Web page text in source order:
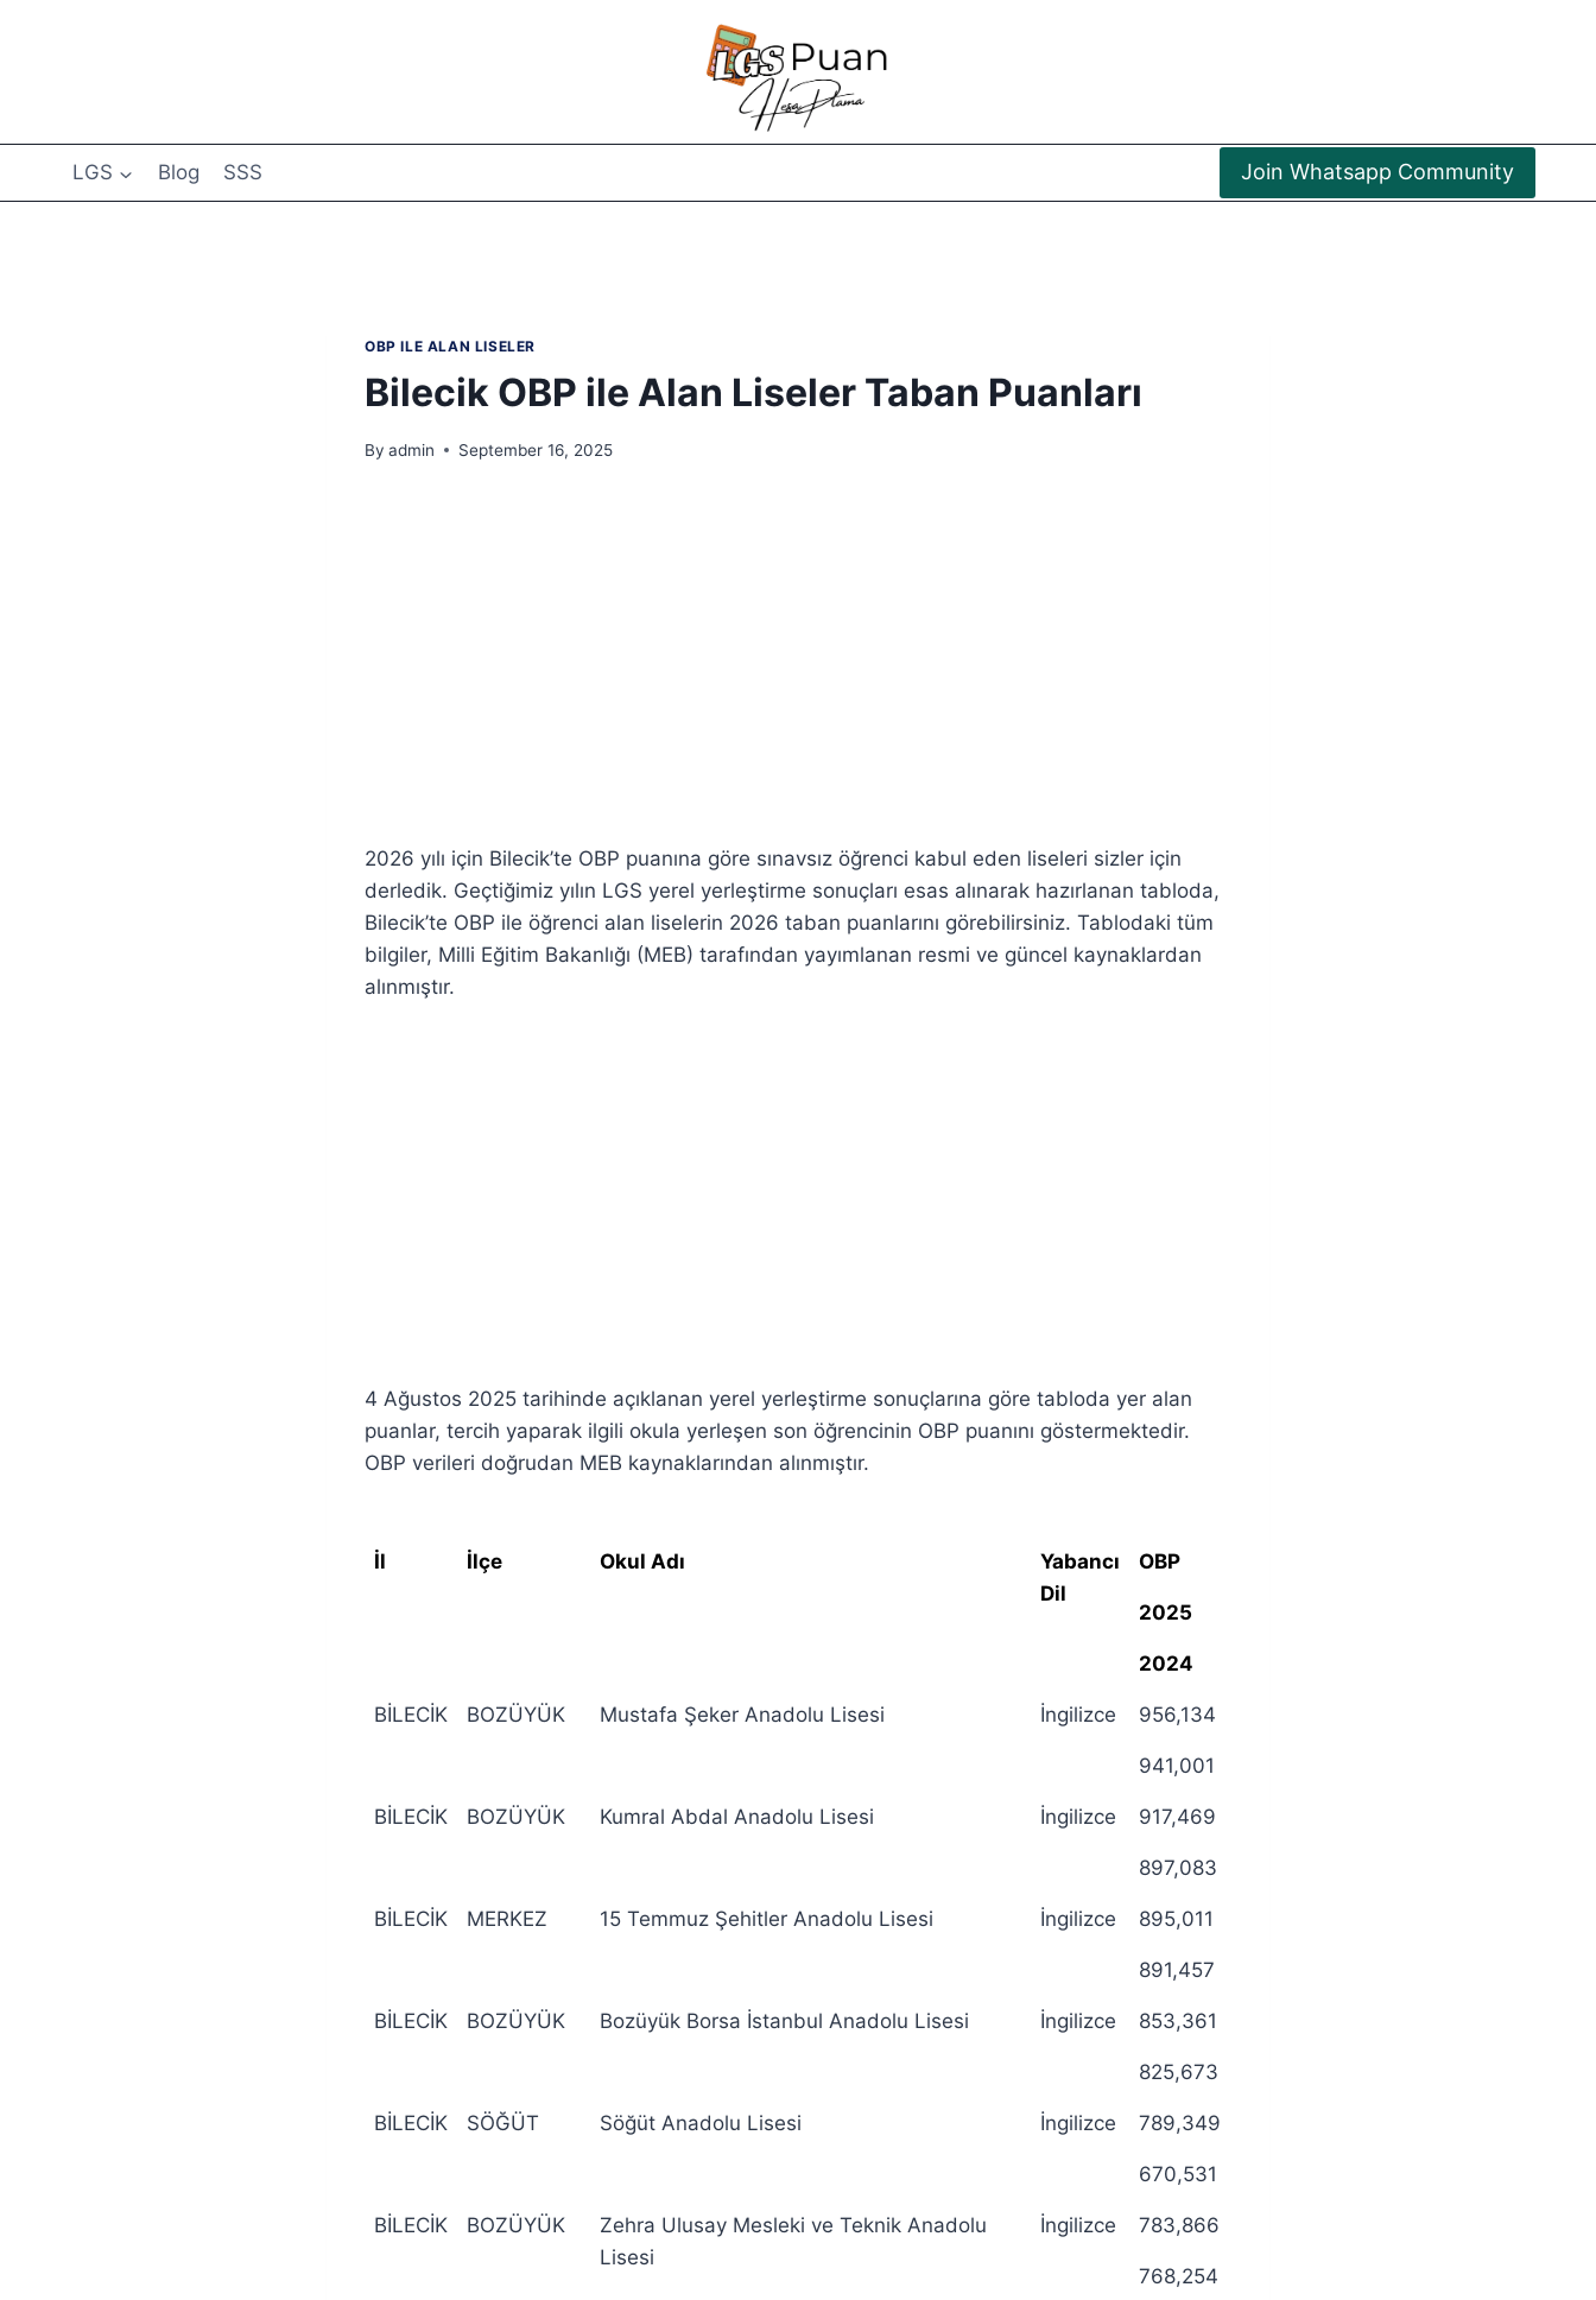
LGS Blog SSS Join Whatsapp Community
OBP ILE ALAN LISELER
Bilecik OBP ile Alan Liseler Taban Puanları
By admin September 16, 2025
2026 yılı için Bilecik’te OBP puanına göre sınavsız öğrenci kabul eden liseleri sizler için
derledik. Geçtiğimiz yılın LGS yerel yerleştirme sonuçları esas alınarak hazırlanan tabloda,
Bilecik’te OBP ile öğrenci alan liselerin 2026 taban puanlarını görebilirsiniz. Tablodaki tüm
bilgiler, Milli Eğitim Bakanlığı (MEB) tarafından yayımlanan resmi ve güncel kaynaklardan
alınmıştır.
4 Ağustos 2025 tarihinde açıklanan yerel yerleştirme sonuçlarına göre tabloda yer alan
puanlar, tercih yaparak ilgili okula yerleşen son öğrencinin OBP puanını göstermektedir.
OBP verileri doğrudan MEB kaynaklarından alınmıştır.
İl İlçe Okul Adı
Yabancı
Dil
OBP
2025
2024
BİLECİK BOZÜYÜK Mustafa Şeker Anadolu Lisesi İngilizce 956,134
941,001
BİLECİK BOZÜYÜK Kumral Abdal Anadolu Lisesi İngilizce 917,469
897,083
BİLECİK MERKEZ 15 Temmuz Şehitler Anadolu Lisesi İngilizce 895,011
891,457
BİLECİK BOZÜYÜK Bozüyük Borsa İstanbul Anadolu Lisesi İngilizce 853,361
825,673
BİLECİK SÖĞÜT Söğüt Anadolu Lisesi İngilizce 789,349
670,531
BİLECİK BOZÜYÜK
Zehra Ulusay Mesleki ve Teknik Anadolu
Lisesi
İngilizce 783,866
768,254